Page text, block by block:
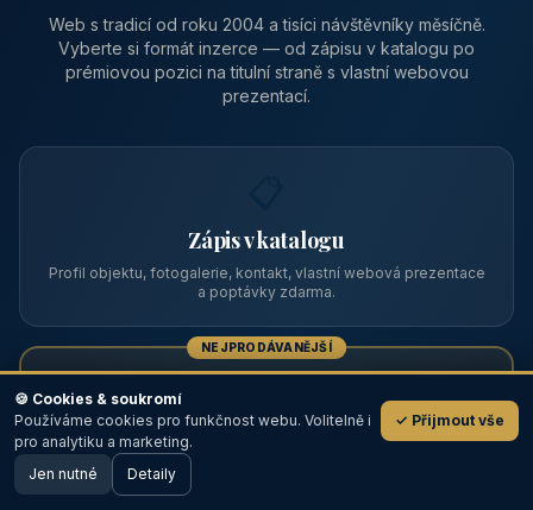
Web s tradicí od roku 2004 a tisíci návštěvníky měsíčně.
Vyberte si formát inzerce — od zápisu v katalogu po
prémiovou pozici na titulní straně s vlastní webovou
prezentací.
Zápis v katalogu
Profil objektu, fotogalerie, kontakt, vlastní webová prezentace
a poptávky zdarma.
NEJPRODÁVANĚJŠÍ
Prémiový partner
TOP pozice na titulce, přednost ve výpisech, zlatý odznak a
💬
🖥️ Desktop verze
🍪 Cookies & soukromí
Používáme cookies pro funkčnost webu. Volitelně i
pro analytiku a marketing.
✓ Přijmout vše
Jen nutné Detaily